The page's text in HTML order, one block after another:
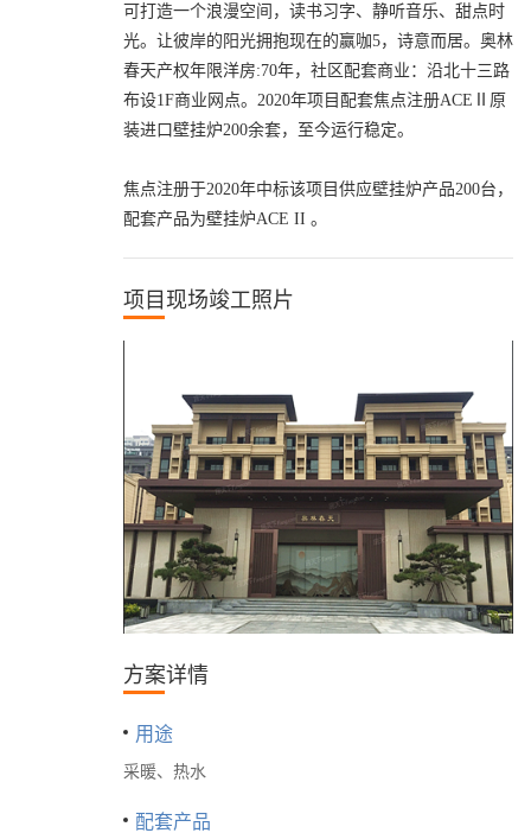
可打造一个浪漫空间，读书习字、静听音乐、甜点时
光。让彼岸的阳光拥抱现在的赢咖5，诗意而居。奥林
春天产权年限洋房:70年，社区配套商业：沿北十三路
布设1F商业网点。2020年项目配套焦点注册ACEⅡ原
装进口壁挂炉200余套，至今运行稳定。
焦点注册于2020年中标该项目供应壁挂炉产品200台，
配套产品为壁挂炉ACE II 。
项目现场竣工照片
方案详情
用途
采暖、热水
配套产品